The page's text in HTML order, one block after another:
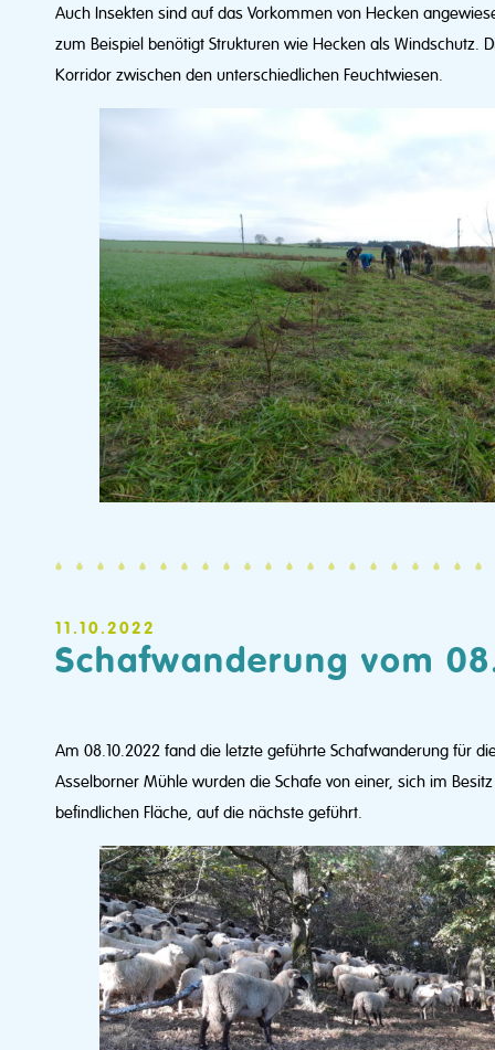
Auch Insekten sind auf das Vorkommen von Hecken
zum Beispiel benötigt Strukturen wie Hecken als Windschutz.
Korridor zwischen den unterschiedlichen Feuchtwiesen.
11.10.2022
Schafwanderung vom
Am 08.10.2022 fand die letzte geführte Schafwanderung für
Asselborner Mühle wurden die Schafe von einer, sich im
befindlichen Fläche, auf die nächste geführt.